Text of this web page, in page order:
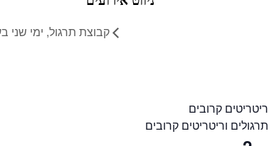
קבוצת תרגול, ימי שני
ריטריטים קרובים
תרגולים וריטריטים קרובים